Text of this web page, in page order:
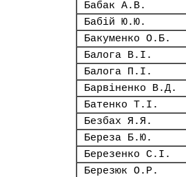
Бабак А.В.
Бабій Ю.Ю.
Бакуменко О.Б.
Балога В.І.
Балога П.І.
Барвіненко В.Д.
Батенко Т.І.
Безбах Я.Я.
Береза Б.Ю.
Березенко С.І.
Березюк О.Р.